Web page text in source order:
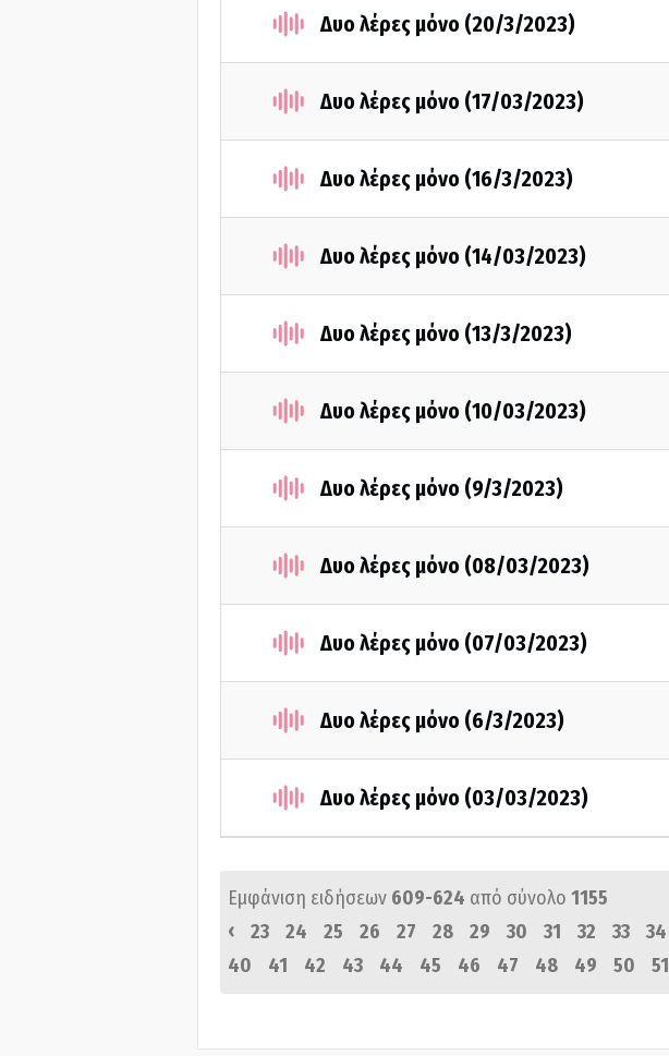
Δυο λέρες μόνο (20/3/2023)
Δυο λέρες μόνο (17/03/2023)
Δυο λέρες μόνο (16/3/2023)
Δυο λέρες μόνο (14/03/2023)
Δυο λέρες μόνο (13/3/2023)
Δυο λέρες μόνο (10/03/2023)
Δυο λέρες μόνο (9/3/2023)
Δυο λέρες μόνο (08/03/2023)
Δυο λέρες μόνο (07/03/2023)
Δυο λέρες μόνο (6/3/2023)
Δυο λέρες μόνο (03/03/2023)
Εμφάνιση ειδήσεων 609-624 από σύνολο 1155
‹
23 24 25 26 27 28 29 30 31 32 33 34
40
41 42 43 44 45 46 47 48 49 50 51